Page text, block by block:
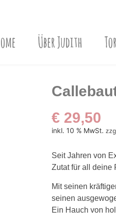
Über Judith
€ 29,50
inkl. 10 % MwSt.
Seit Jahren von
Zutat für all deine
Mit seinen
seinen
Ein Hauch von